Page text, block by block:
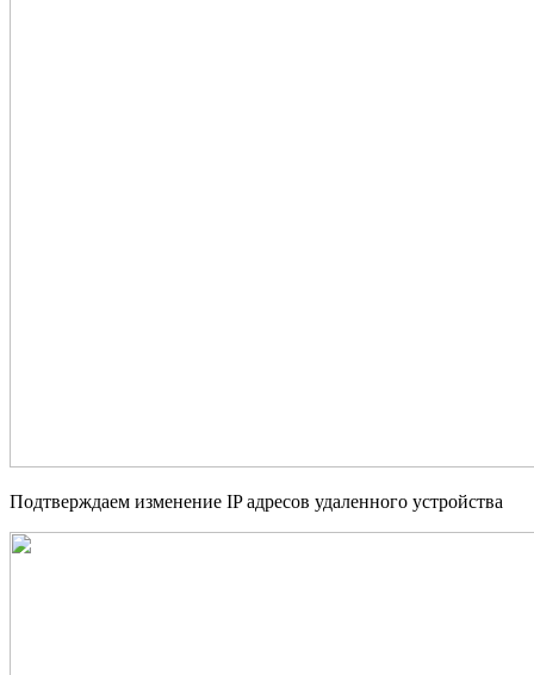
Подтверждаем изменение IPадресов удаленного устройства